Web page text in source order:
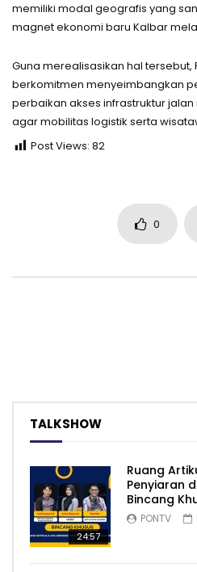
memiliki modal geografis yang
magnet ekonomi baru Kalbar
Guna merealisasikan hal tersebut,
berkomitmen menyeimbangkan
perbaikan akses infrastruktur
agar mobilitas logistik serta
Post Views: 82
0
TALKSHOW
24:57
Ruang
Penyiaran
Bincang
PONTV